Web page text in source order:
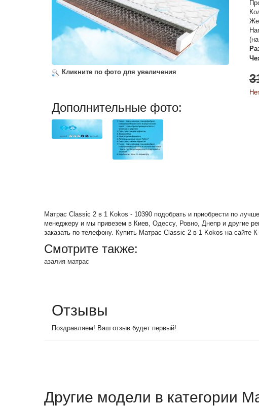
Кликните по фото для увеличения
Дополнительные фото:
Матрас Classic 2 в 1 Kokos - 10390 подобрать и приобрести по
менеджеру и мы привезем в Киев, Одессу, Ровно, Днепр и другие
заказать по телефону. Купить Матрас Classic 2 в 1 Kokos на сайте
Смотрите также:
азалия матрас
Отзывы
Поздравляем! Ваш отзыв будет первый!
Другие модели в категории